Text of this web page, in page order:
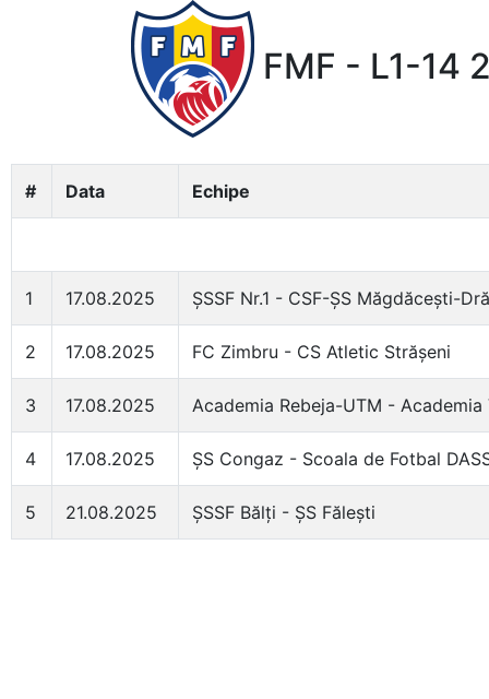
FMF - L1-14
# Data Echipe
1 17.08.2025 ȘSSF Nr.1 - CSF-ȘS Măgdăcești-
2 17.08.2025 FC Zimbru - CS Atletic Strășeni
3 17.08.2025 Academia Rebeja-UTM -
4 17.08.2025 ȘS Congaz - Scoala de Fotbal
5 21.08.2025 ȘSSF Bălți - ȘS Fălești